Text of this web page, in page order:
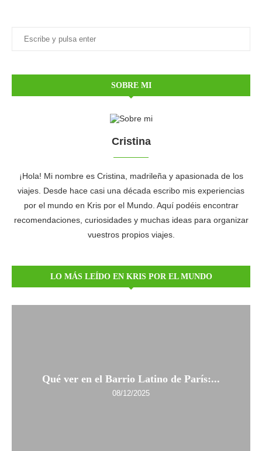
SOBRE MI
Cristina
¡Hola! Mi nombre es Cristina, madrileña y apasionada de los
viajes. Desde hace casi una década escribo mis experiencias
por el mundo en Kris por el Mundo. Aquí podéis encontrar
recomendaciones, curiosidades y muchas ideas para organizar
vuestros propios viajes.
LO MÁS LEÍDO EN KRIS POR EL MUNDO
Qué ver en el Barrio Latino de París:...
08/12/2025